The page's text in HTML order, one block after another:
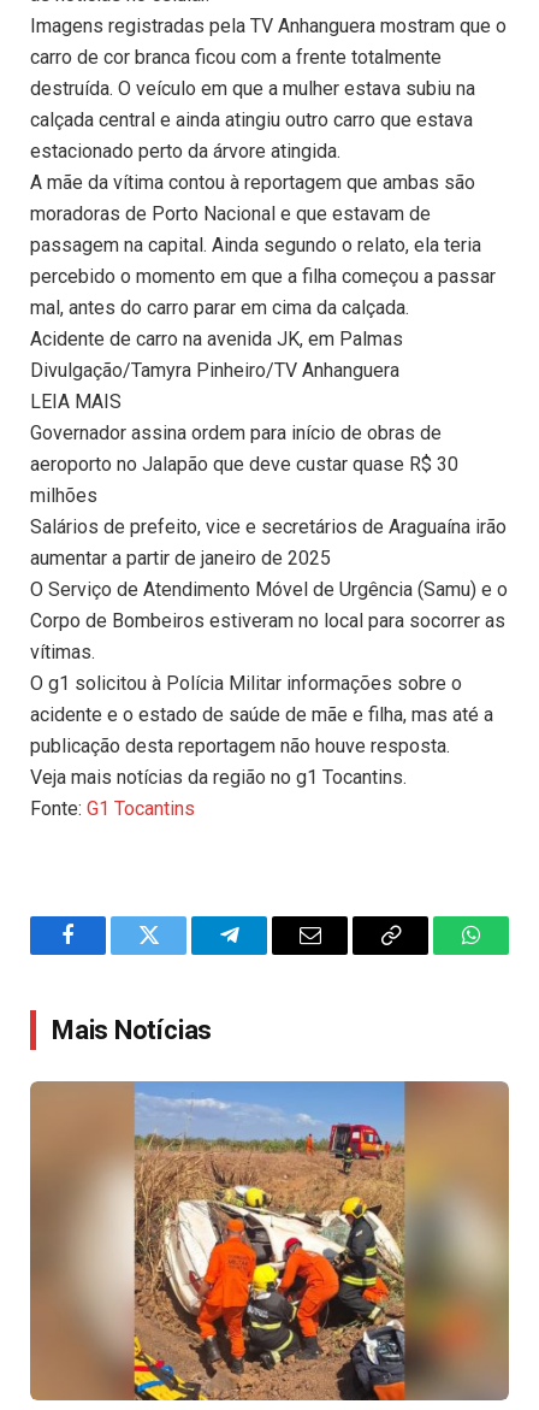
Imagens registradas pela TV Anhanguera mostram que o
carro de cor branca ficou com a frente totalmente
destruída. O veículo em que a mulher estava subiu na
calçada central e ainda atingiu outro carro que estava
estacionado perto da árvore atingida.
A mãe da vítima contou à reportagem que ambas são
moradoras de Porto Nacional e que estavam de
passagem na capital. Ainda segundo o relato, ela teria
percebido o momento em que a filha começou a passar
mal, antes do carro parar em cima da calçada.
Acidente de carro na avenida JK, em Palmas
Divulgação/Tamyra Pinheiro/TV Anhanguera
LEIA MAIS
Governador assina ordem para início de obras de
aeroporto no Jalapão que deve custar quase R$ 30
milhões
Salários de prefeito, vice e secretários de Araguaína irão
aumentar a partir de janeiro de 2025
O Serviço de Atendimento Móvel de Urgência (Samu) e o
Corpo de Bombeiros estiveram no local para socorrer as
vítimas.
O g1 solicitou à Polícia Militar informações sobre o
acidente e o estado de saúde de mãe e filha, mas até a
publicação desta reportagem não houve resposta.
Veja mais notícias da região no g1 Tocantins.
Fonte: G1 Tocantins
FacebookTwitter TelegramEmail
Copy
Mais Notícias